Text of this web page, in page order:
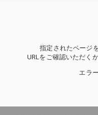
指定されたページ
URLをご確認いただく
エラ